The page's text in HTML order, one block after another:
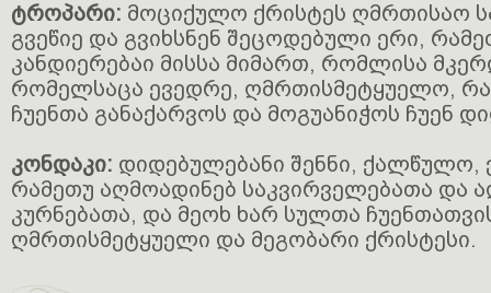
ტროპარი: მოციქულო ქრისტეს ღმრთისაო
გვეწიე და გვიხსნენ შეცოდებული ერი,
კანდიერებაი მისსა მიმართ, რომლისა
რომელსაცა ევედრე, ღმრთისმეტყუელო,
ჩუენთა განაქარვოს და მოგუანიჭოს ჩუენ
კონდაკი: დიდებულებანი შენნი, ქალწულო,
რამეთუ აღმოადინებ საკვირველებათა და
კურნებათა, და მეოხ ხარ სულთა
ღმრთისმეტყუელი და მეგობარი ქრისტესი.